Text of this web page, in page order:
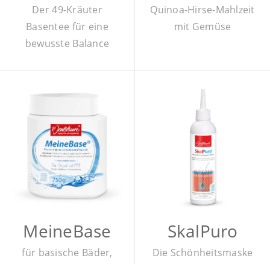
Der 49-Kräuter
Basentee für eine
bewusste Balance
Quinoa-Hirse-Mahlzeit
mit Gemüse
MeineBase
für basische Bäder,
SkalPuro
Die Schönheitsmaske